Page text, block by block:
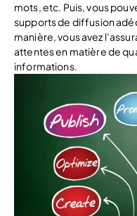
mots, etc. Puis, vous
supports de diffusion
manière, vous avez
attentes en matière de
informations.